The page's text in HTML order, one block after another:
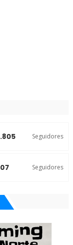
Seguidores
Seguidores